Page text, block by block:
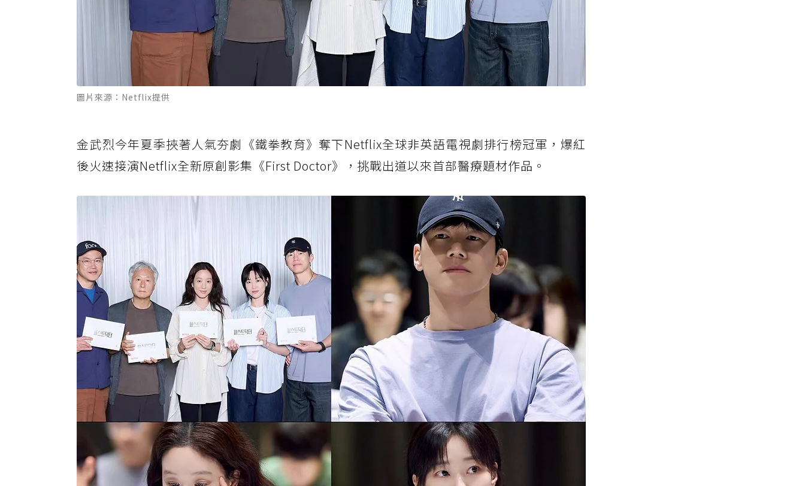
圖片來源：Netflix提供
金武烈今年夏季挾著人氣夯劇《鐵拳教育》奪下Netflix全球非英語電視劇排行榜冠軍，爆紅
後火速接演Netflix全新原創影集《First Doctor》，挑戰出道以來首部醫療題材作品。